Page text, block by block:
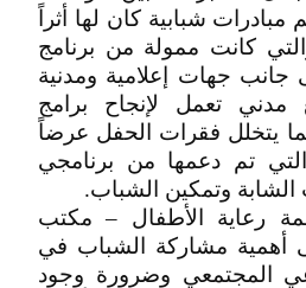
شبابية كان لها أثراً
كانت ممولة من برنامج
لعام 2009 إلى جانب جهات إعلامية ومدنية
تعمل لإنجاح برامج
يتخلل فقرات الحفل عرضاً
التي تم دعمها من برنامجي
الشابة وتمكين الشباب.
رعاية الأطفال – مكتب
أهمية مشاركة الشباب في
المجتمعي وضرورة وجود